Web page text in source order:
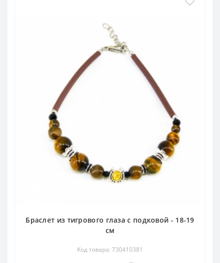
Браслет из тигрового глаза с подковой - 18-19
см
Код товара: 730410381